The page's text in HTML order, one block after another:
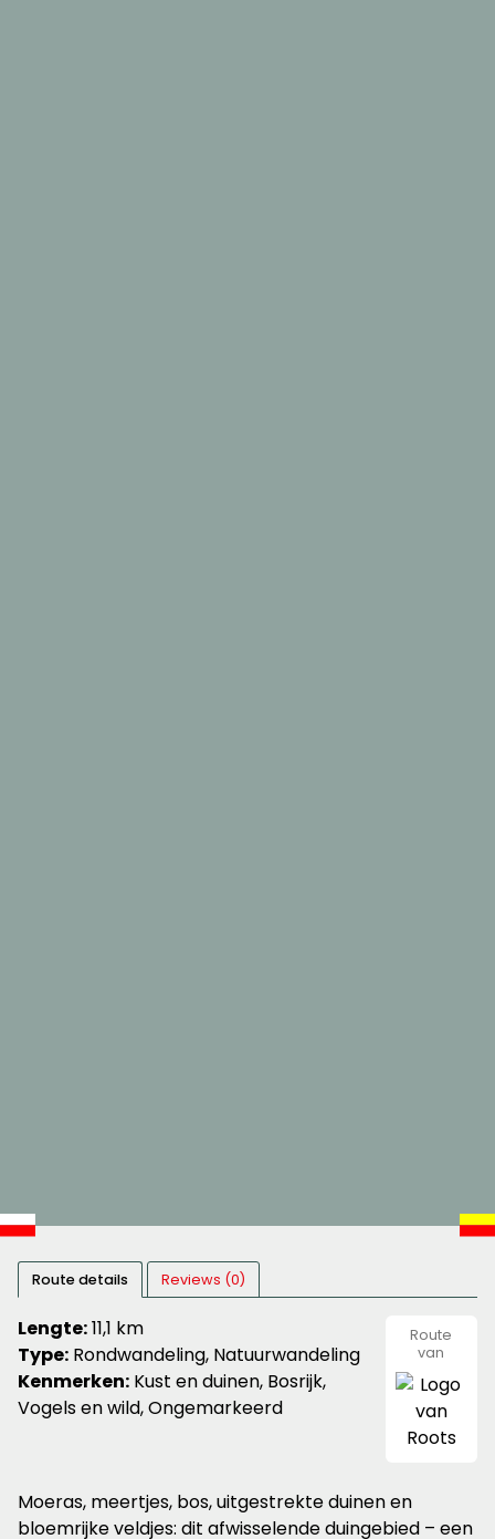
Route details Reviews (0)
Lengte:11,1 km
Type: Rondwandeling, Natuurwandeling
Kenmerken: Kust en duinen, Bosrijk,
Vogels en wild, Ongemarkeerd
Route
van
Moeras, meertjes, bos, uitgestrekte duinen en
bloemrijke veldjes: dit afwisselende duingebied – een